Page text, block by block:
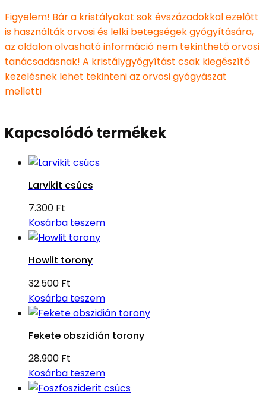
Figyelem! Bár a kristályokat sok évszázadokkal ezelőtt
is használták orvosi és lelki betegségek gyógyítására,
az oldalon olvasható információ nem tekinthető orvosi
tanácsadásnak! A kristálygyógyítást csak kiegészítő
kezelésnek lehet tekinteni az orvosi gyógyászat
mellett!
Kapcsolódó termékek
Larvikit csúcs
7.300 Ft
Kosárba teszem
Howlit torony
32.500 Ft
Kosárba teszem
Fekete obszidián torony
28.900 Ft
Kosárba teszem